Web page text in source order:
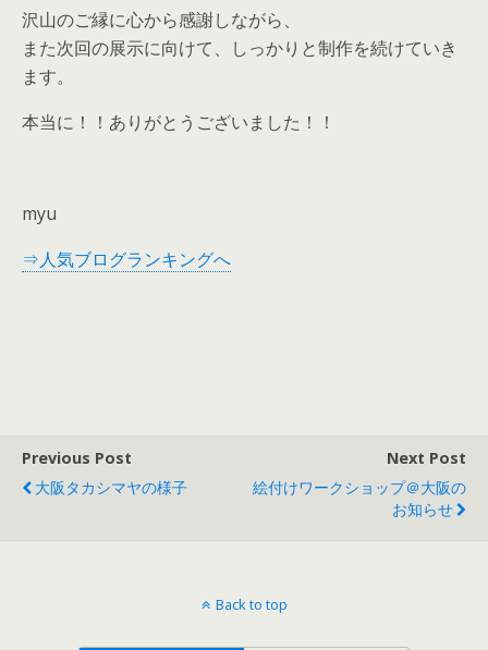
沢山のご縁に心から感謝しながら、
また次回の展示に向けて、しっかりと制作を続けていき
ます。
本当に！！ありがとうございました！！
myu
⇒人気ブログランキングへ
Previous Post
大阪タカシマヤの様子
Next Post
絵付けワークショップ＠大阪の
お知らせ
Back to top